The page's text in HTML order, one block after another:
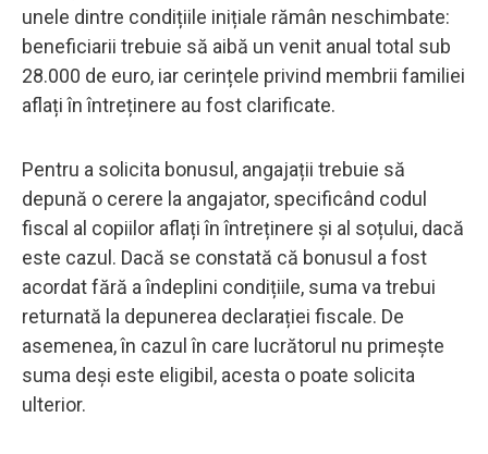
unele dintre condițiile inițiale rămân neschimbate:
beneficiarii trebuie să aibă un venit anual total sub
28.000 de euro, iar cerințele privind membrii familiei
aflați în întreținere au fost clarificate.
Pentru a solicita bonusul, angajații trebuie să
depună o cerere la angajator, specificând codul
fiscal al copiilor aflați în întreținere și al soțului, dacă
este cazul. Dacă se constată că bonusul a fost
acordat fără a îndeplini condițiile, suma va trebui
returnată la depunerea declarației fiscale. De
asemenea, în cazul în care lucrătorul nu primește
suma deși este eligibil, acesta o poate solicita
ulterior.